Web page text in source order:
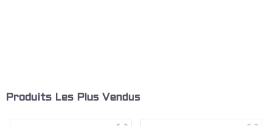
Produits Les Plus Vendus